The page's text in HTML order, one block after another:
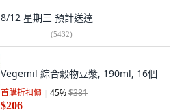
8/12 星期三 預計送達
(5432)
Vegemil 綜合穀物豆漿, 190ml, 16個
首購折扣價 45%$381
$206